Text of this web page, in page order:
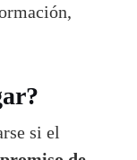
si el